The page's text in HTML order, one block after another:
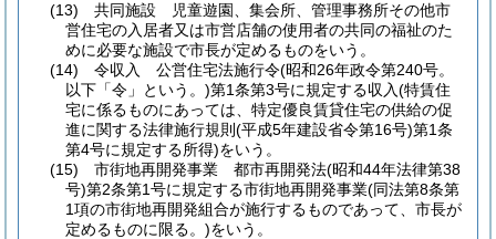
(13)
共同施設 児童遊園、集会所、管理事務所その他市
営住宅の入居者又は市営店舗の使用者の共同の福祉のた
めに必要な施設で市長が定めるものをいう。
(14)
令収入 公営住宅法施行令(昭和26年政令第240号。
以下「令」という。)第1条第3号に規定する収入(特賃住
宅に係るものにあっては、特定優良賃貸住宅の供給の促
進に関する法律施行規則 (平成5年建設省令第16号)第1条
第4号に規定する所得)をいう。
(15)
市街地再開発事業 都市再開発法(昭和44年法律第38
号)第2条第1号に規定する市街地再開発事業(同法第8条第
1項の市街地再開発組合が施行するものであって、市長が
定めるものに限る。)をいう。